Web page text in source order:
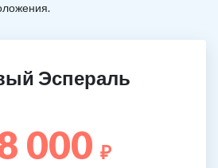
Эспераль
000 ₽